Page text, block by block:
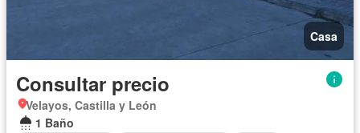
Casa
Consultar precio
Velayos, Castilla y León
1 Baño